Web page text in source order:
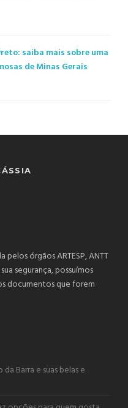
saiba mais sobre uma
de Minas Gerais
órgãos ARTESP, ANTT
segurança, possuímos
documentos que forem
Barra e suas belas e